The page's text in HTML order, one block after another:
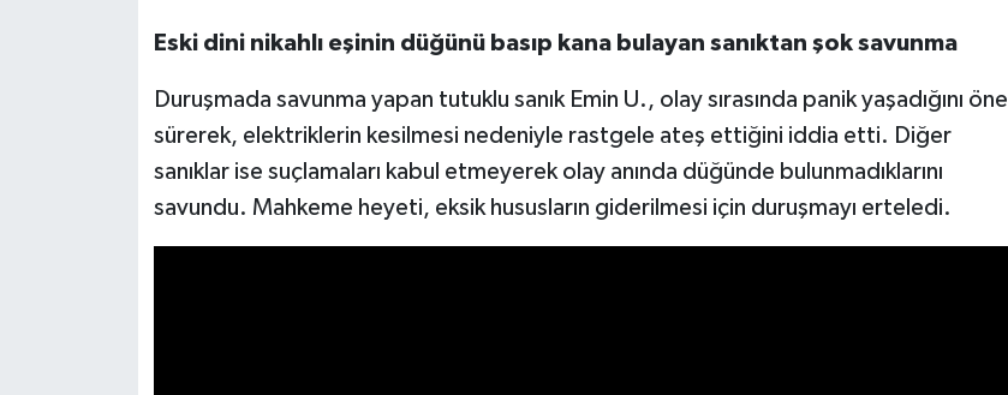
Eski dini nikahlı eşinin düğünü basıp kana bulayan sanıktan şok savunma
Duruşmada savunma yapan tutuklu sanık Emin U., olay sırasında panik yaşadığını öne
sürerek, elektriklerin kesilmesi nedeniyle rastgele ateş ettiğini iddia etti. Diğer
sanıklar ise suçlamaları kabul etmeyerek olay anında düğünde bulunmadıklarını
savundu. Mahkeme heyeti, eksik hususların giderilmesi için duruşmayı erteledi.